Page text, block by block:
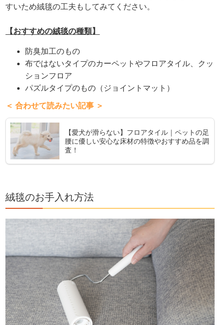
すいため絨毯の工夫もしてみてください。
【おすすめの絨毯の種類】
防臭加工のもの
布ではないタイプのカーペットやフロアタイル、クッ
ションフロア
パズルタイプのもの（ジョイントマット）
＜ 合わせて読みたい記事 ＞
【愛犬が滑らない】フロアタイル｜ペットの足
腰に優しい安心な床材の特徴やおすすめ品を調
査！
絨毯のお手入れ方法